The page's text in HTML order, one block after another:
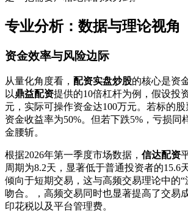
专业分析：数据与理论视角
资金效率与风险边际
从量化角度看， 配资实盘炒股的核心是资
以鼎益配资提供的10倍杠杆为例，假设投
元，实际可操作资金达100万元。若标的
资金收益率为50%。但若下跌5%，亏损同
金腰斩。
根据2026年第一季度市场数据， 信达配资
周期为8.2天，显著低于普通投资者的15.6
倾向于短期交易，这与高频交易理论中的“
吻合。，高频交易同时也显著提高了交易
印花税以及平台管理费。